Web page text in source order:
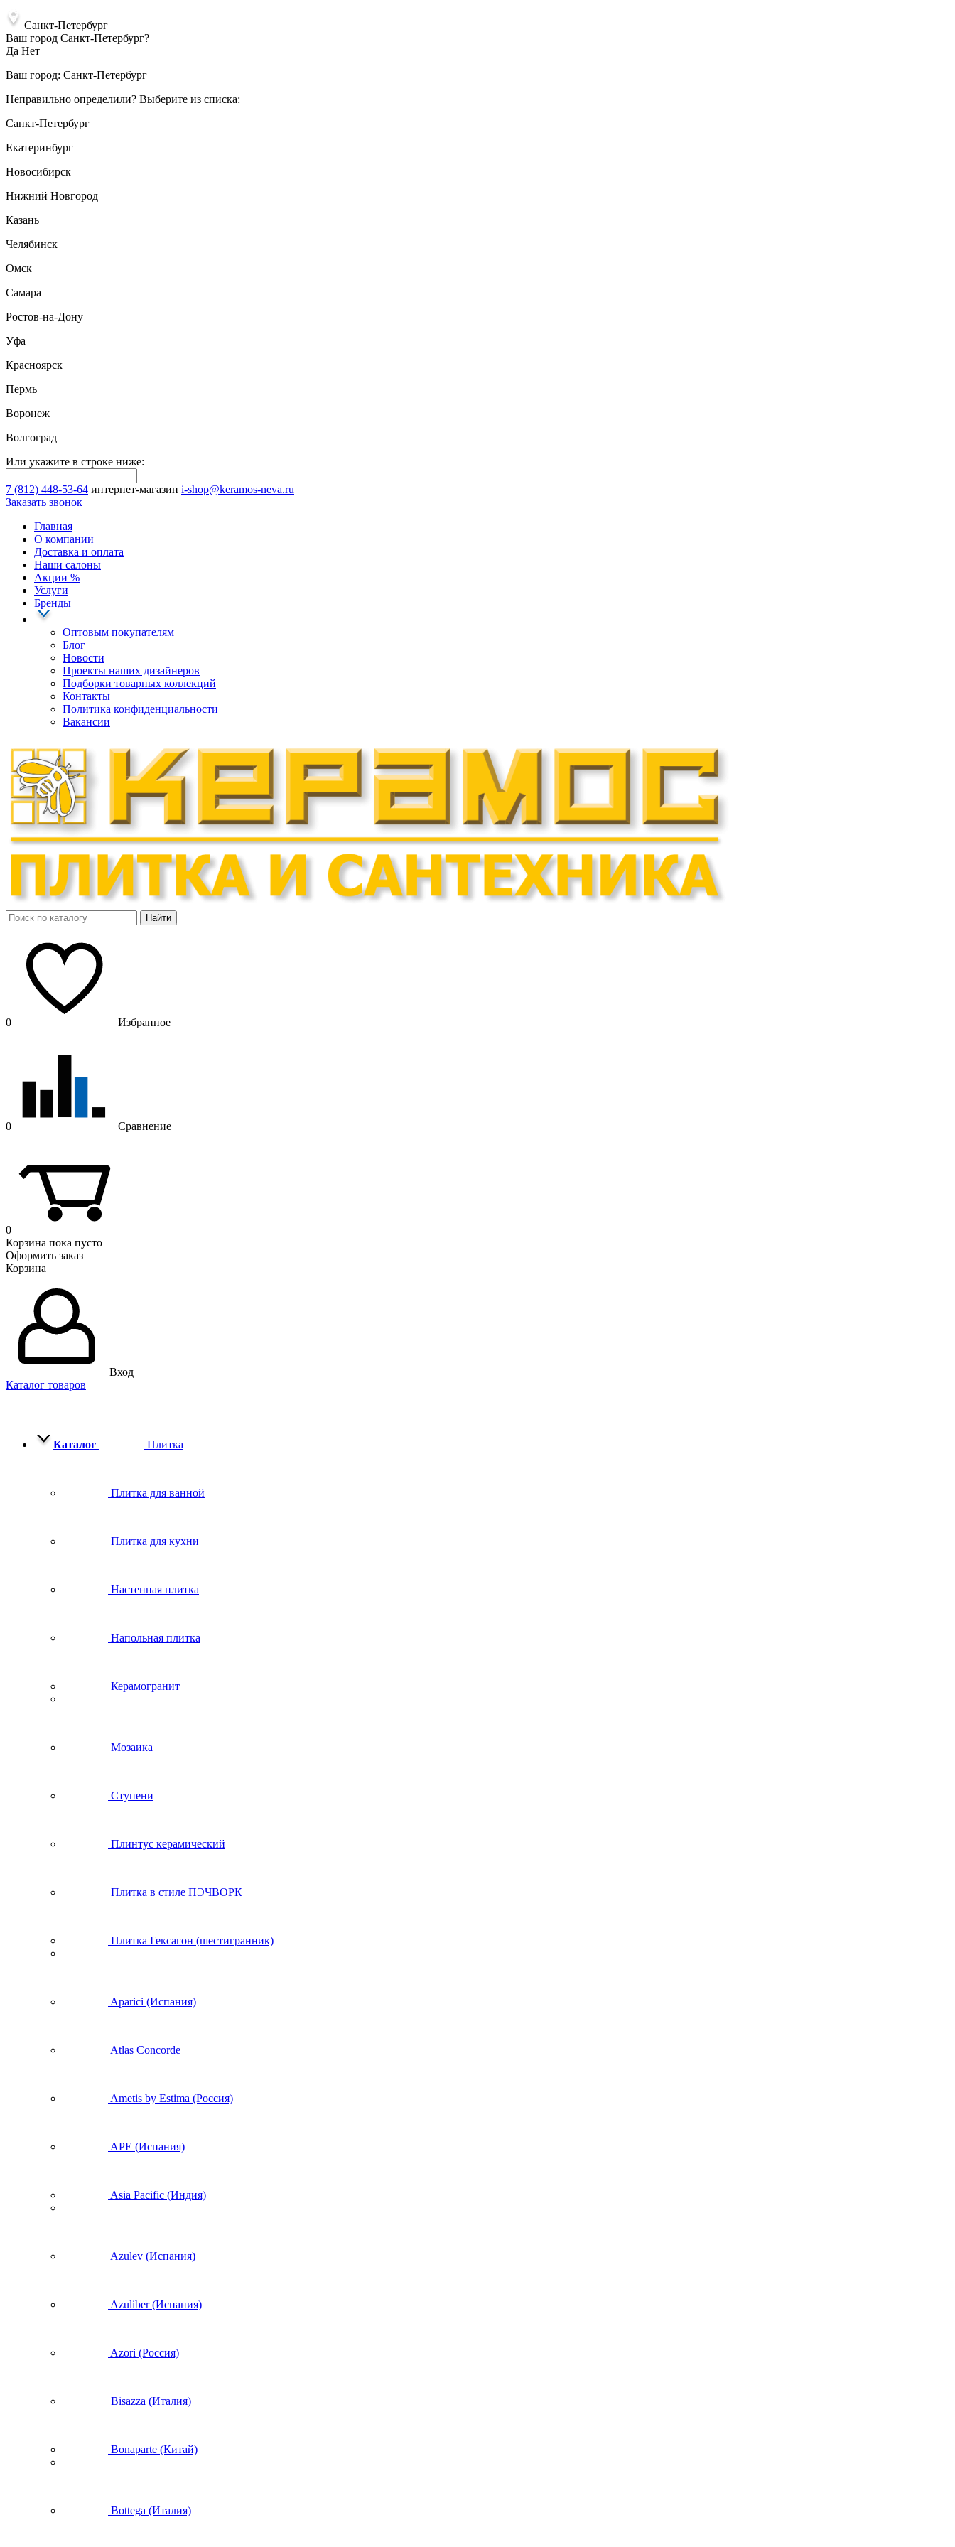
Санкт-Петербург
Ваш город Санкт-Петербург?
Да Нет
Ваш город: Санкт-Петербург
Неправильно определили? Выберите из списка:
Санкт-Петербург
Екатеринбург
Новосибирск
Нижний Новгород
Казань
Челябинск
Омск
Самара
Ростов-на-Дону
Уфа
Красноярск
Пермь
Воронеж
Волгоград
Или укажите в строке ниже:
7 (812) 448-53-64 интернет-магазин i-shop@keramos-neva.ru
Заказать звонок
Главная
О компании
Доставка и оплата
Наши cалоны
Акции %
Услуги
Бренды
Оптовым покупателям
Блог
Новости
Проекты наших дизайнеров
Подборки товарных коллекций
Контакты
Политика конфиденциальности
Вакансии
Найти
0 Избранное
0 Сравнение
0
Корзина пока пусто
Оформить заказ
Корзина
Вход
Каталог товаров
Каталог Плитка
Плитка для ванной
Плитка для кухни
Настенная плитка
Напольная плитка
Керамогранит
Мозаика
Ступени
Плинтус керамический
Плитка в стиле ПЭЧВОРК
Плитка Гексагон (шестигранник)
Aparici (Испания)
Atlas Concorde
Ametis by Estima (Россия)
APE (Испания)
Asia Pacific (Индия)
Azulev (Испания)
Azuliber (Испания)
Azori (Россия)
Bisazza (Италия)
Bonaparte (Китай)
Bottega (Италия)